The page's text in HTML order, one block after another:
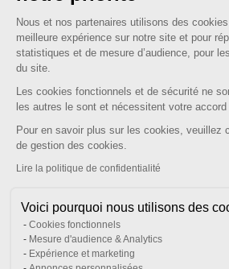
réforme.
Soucieuse des enjeux et
spécifiques des ETI, Tessi
INVOICE by Tessi dans sa
Essential : une offre
accessible et rapidement
Plateforme de
Nous et nos partenaires utilisons des
meilleure expérience sur notre site et pour
statistiques et de mesure d’audience, pour
du site.
Les cookies fonctionnels et de sécurité ne
les autres le sont et nécessitent votre accord
Pour en savoir plus sur les cookies, veuillez
de gestion des cookies.
Lire la politique de confidentialité
Voici pourquoi nous utilisons des
Cookies fonctionnels
Mesure d'audience & Analytics
Expérience et marketing